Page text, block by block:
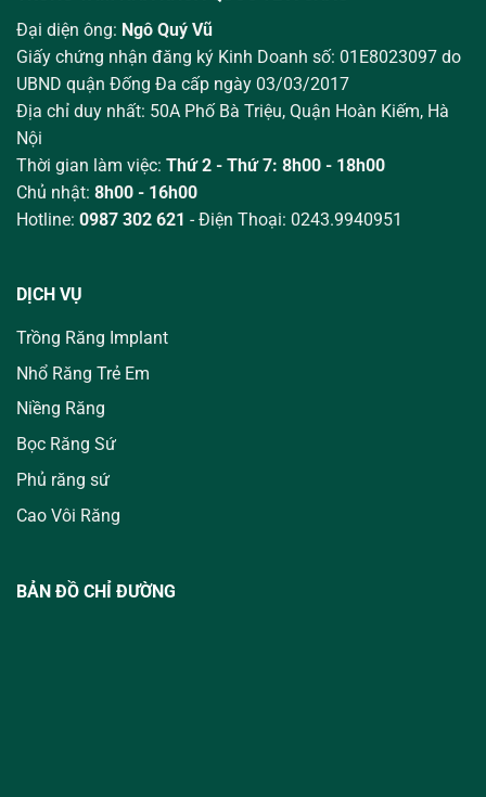
Đại diện ông: Ngô Quý Vũ
Giấy chứng nhận đăng ký Kinh Doanh số: 01E8023097 do
UBND quận Đống Đa cấp ngày 03/03/2017
Địa chỉ duy nhất: 50A Phố Bà Triệu, Quận Hoàn Kiếm, Hà
Nội
Thời gian làm việc: Thứ 2 - Thứ 7: 8h00 - 18h00
Chủ nhật: 8h00 - 16h00
Hotline: 0987 302 621 - Điện Thoại: 0243.9940951
DỊCH VỤ
Trồng Răng Implant
Nhổ Răng Trẻ Em
Niềng Răng
Bọc Răng Sứ
Phủ răng sứ
Cao Vôi Răng
BẢN ĐỒ CHỈ ĐƯỜNG